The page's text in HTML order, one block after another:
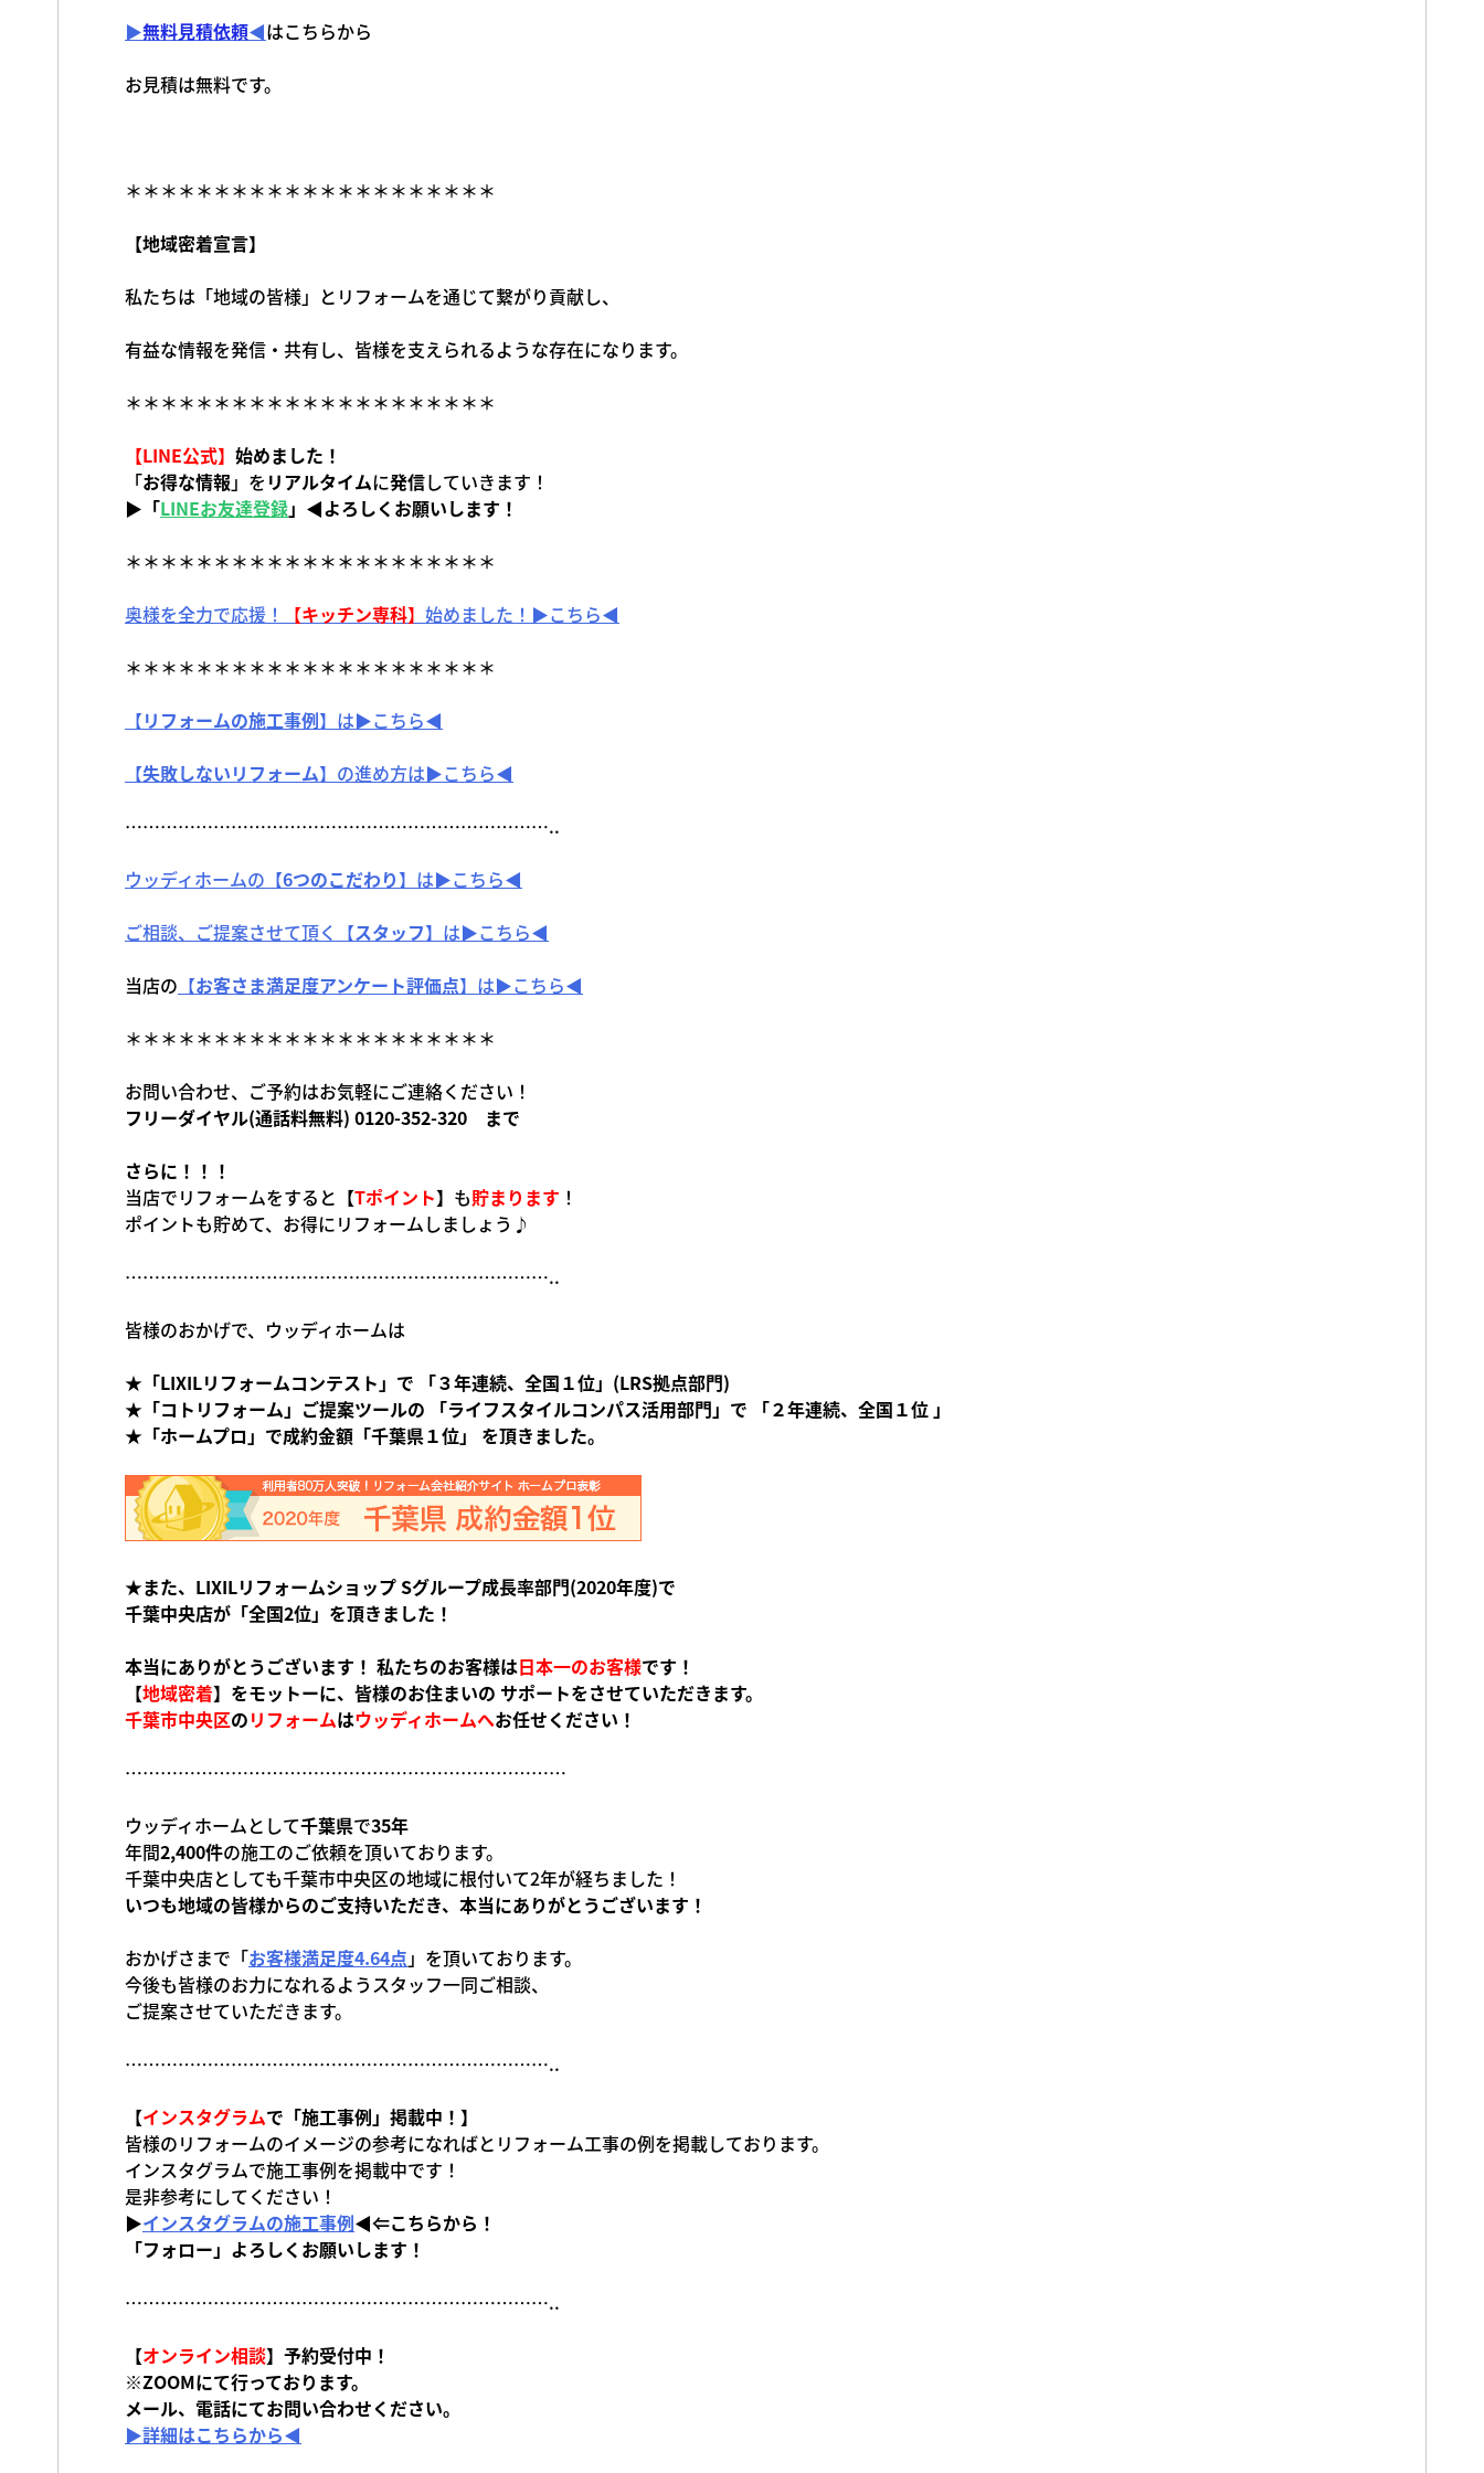
▶無料見積依頼◀はこちらから
お見積は無料です。
＊＊＊＊＊＊＊＊＊＊＊＊＊＊＊＊＊＊＊＊＊
【地域密着宣言】
私たちは「地域の皆様」とリフォームを通じて繋がり貢献し、
有益な情報を発信・共有し、皆様を支えられるような存在になります。
＊＊＊＊＊＊＊＊＊＊＊＊＊＊＊＊＊＊＊＊＊
【LINE公式】 始めました！
「お得な情報 」を リアルタイムに発信していきます！
▶「LINEお友達登録」◀よろしくお願いします！
＊＊＊＊＊＊＊＊＊＊＊＊＊＊＊＊＊＊＊＊＊
奥様を全力で応援！
【キッチン専科】 始めました！▶こちら◀
＊＊＊＊＊＊＊＊＊＊＊＊＊＊＊＊＊＊＊＊＊
【リフォームの施工事例】は▶こちら◀
【失敗しないリフォーム】の進め方は▶こちら◀
………………………………………………………………..
ウッディホームの【6つのこだわり】は▶こちら◀
ご相談、ご提案させて頂く【スタッフ】は▶こちら◀
当店の 【お客さま満足度アンケート評価点】は▶こちら◀
＊＊＊＊＊＊＊＊＊＊＊＊＊＊＊＊＊＊＊＊＊
お問い合わせ、ご予約はお気軽にご連絡ください！
フリーダイヤル(通話料無料) 0120-352-320 まで
さらに！！！
当店でリフォームをすると 【Tポイント】 も貯まります ！
ポイントも貯めて、お得にリフォームしましょう♪
………………………………………………………………..
皆様のおかげで、ウッディホームは
★「LIXILリフォームコンテスト」で 「３年連続、全国１位」(LRS拠点部門)
★「コトリフォーム」ご提案ツールの 「ライフスタイルコンパス活用部門」で 「２年連続、全国１位 」
★「ホームプロ」で成約金額 「千葉県１位」 を頂きました。
★また、LIXILリフォームショップ Sグループ成長率部門(2020年度)で
千葉中央店が「全国2位」を頂きました！
本当にありがとうございます！ 私たちのお客様は日本一のお客様です！
【地域密着】をモットーに、皆様のお住まいの サポートをさせていただきます。
千葉市中央区のリフォームはウッディホームへお任せください！
…………………………………………………………………
ウッディホームとして千葉県で35年
年間2,400件の施工のご依頼を頂いております。
千葉中央店としても千葉市中央区の地域に根付いて2年が経ちました！
いつも地域の皆様からのご支持いただき、本当にありがとうございます！
おかげさまで「お客様満足度4.64点 」を頂いております。
今後も皆様のお力になれるようスタッフ一同ご相談、
ご提案させていただきます。
………………………………………………………………..
【インスタグラムで「施工事例」掲載中！】
皆様のリフォームのイメージの参考になればとリフォーム工事の例を掲載しております。
インスタグラムで施工事例を掲載中です！
是非参考にしてください！
▶インスタグラムの施工事例◀⇐こちらから！
「フォロー」よろしくお願いします！
………………………………………………………………..
【オンライン相談】予約受付中！
※ZOOMにて行っております。
メール、電話にてお問い合わせください。
▶詳細はこちらから◀